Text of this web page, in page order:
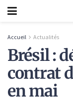
Accueil Actualités
Brésil :
contrat
en mai